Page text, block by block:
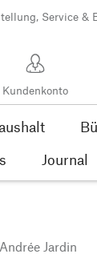
Service &
Kundenkonto
Journal
Andrée Jardin